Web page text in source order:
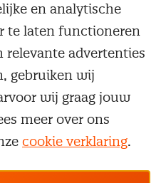
Onzealgemene
en analytische
te laten functioneren
relevante advertenties
gebruiken wij
wij graag jouw
meer over ons
cookie verklaring.